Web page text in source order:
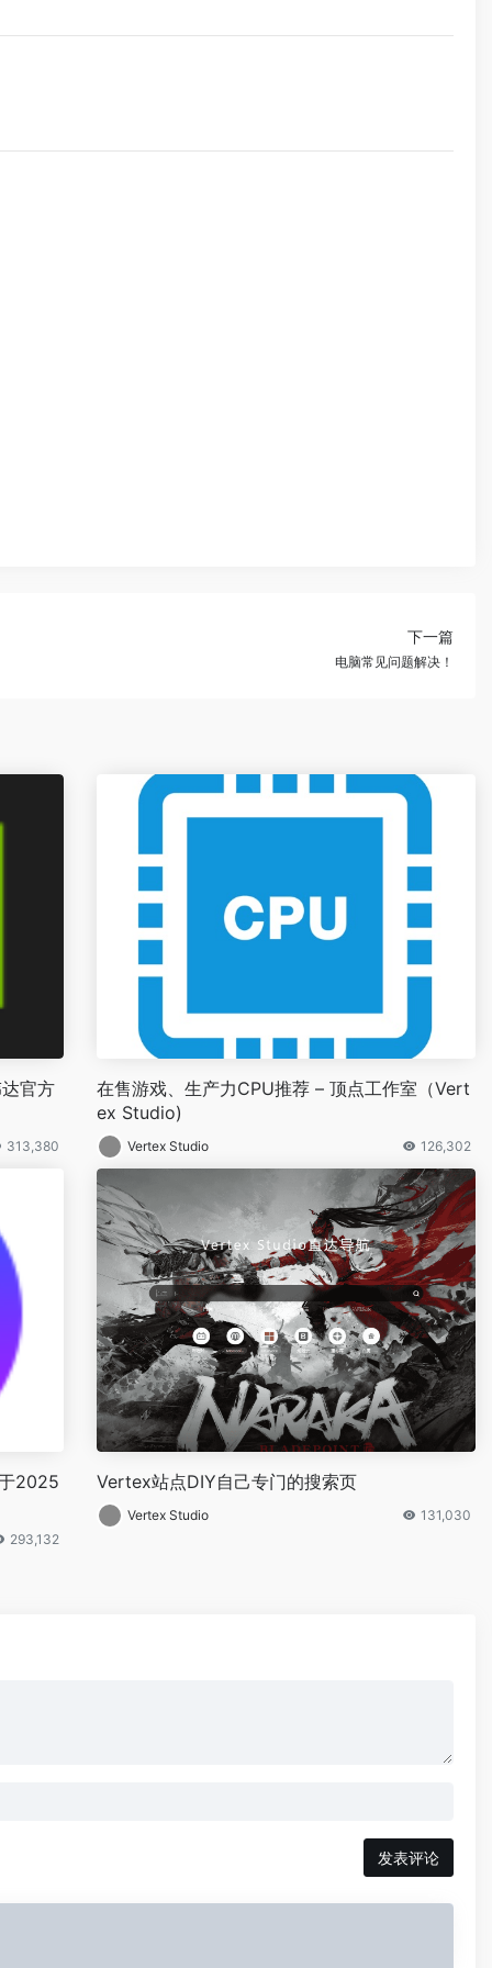
下一篇
电脑常见问题解决！
官方
313,380
在售游戏、生产力CPU推荐 – 顶点工作室（Vert
ex Studio)
Vertex Studio 126,302
2025
293,132
Vertex站点DIY自己专门的搜索页
Vertex Studio 131,030
发表评论